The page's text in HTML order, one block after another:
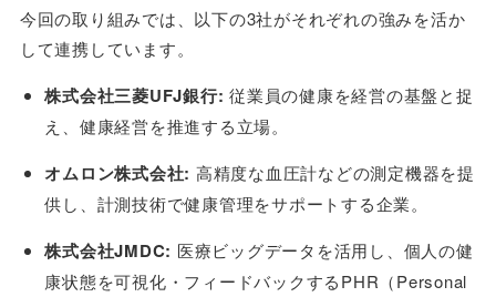
今回の取り組みでは、以下の3社がそれぞれの強みを活か
して連携しています。
株式会社三菱UFJ銀行: 従業員の健康を経営の基盤と捉
え、健康経営を推進する立場。
オムロン株式会社: 高精度な血圧計などの測定機器を提
供し、計測技術で健康管理をサポートする企業。
株式会社JMDC: 医療ビッグデータを活用し、個人の健
康状態を可視化・フィードバックするPHR（Personal